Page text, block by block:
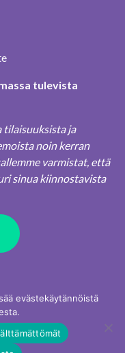
tulevista
tilaisuuksista ja
noin kerran
varmistat, että
sinua kiinnostavista
evästekäytännöistä